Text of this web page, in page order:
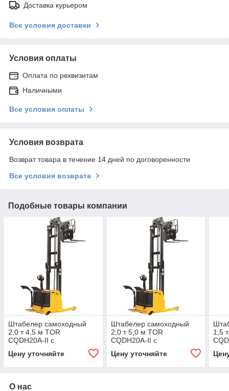
Доставка курьером
Все условия доставки
Условия оплаты
Оплата по реквизитам
Наличными
Все условия оплаты
Условия возврата
Возврат товара в течение 14 дней по договоренности
Все условия возврата
Подобные товары компании
Штабелер самоходный
2,0 т 4,5 м TOR
CQDH20A-II с
противовесом
Цену уточняйте
Штабелер самоходный
2,0 т 5,0 м TOR
CQDH20A-II с
противовесом
Цену уточняйте
1,5
О нас